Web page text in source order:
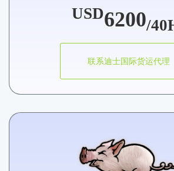
USD6200/
联系迪士国际货运代理